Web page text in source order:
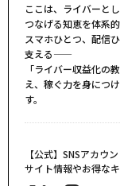
ここは、ライバーと
つなげる知恵を体系
スマホひとつ、配信
支える――
「ライバー収益化の
え、稼ぐ力を身につ
す。
【公式】SNSアカウン
サイト情報やお得な